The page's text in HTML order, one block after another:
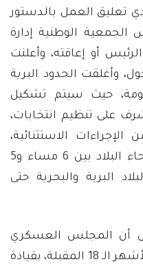
تعليق العمل بالدستور
الوطنية إدارة
أو إعاقته، وأعلنت
وأغلقت الحدود البرية
حيث سيتم تشكيل
على تنظيم انتخابات،
الاستثنائية،
تشمل حظر التجول في كل أنحاء البلاد بين 6 مساء و5
البرية والبحرية حتى
أن المجلس العسكري
سيتولى مسئولية تشاد خلال الأشهر الـ 18 المقبلة، بقيادة